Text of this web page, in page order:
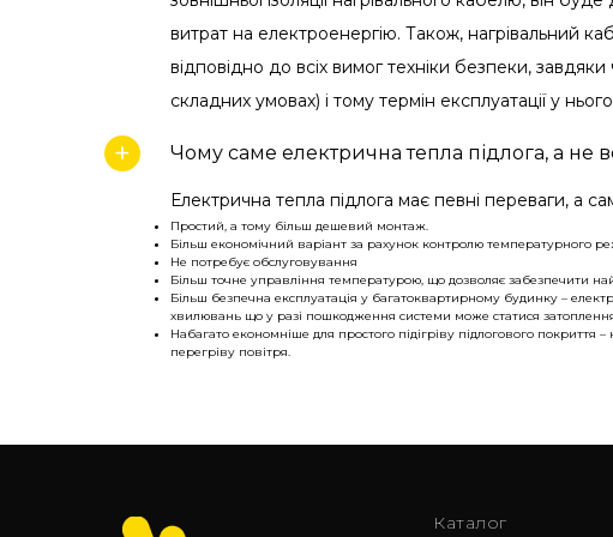
витрат на електроенергію. Також, нагрівальний
відповідно до всіх вимог техніки безпеки,
складних умовах) і тому термін експлуатації у
Чому саме електрична тепла підлога, а не
Електрична тепла підлога має певні переваги, а
Простий, а тому більш дешевий монтаж.
Більш економічний варіант за рахунок контролю температурного
Не потребує обслуговування
Більш точне управління температурою, що дозволяє забезпечити
Більш безпечна експлуатація у багатоквартирному будинку –
хвилювань що у разі пошкодження системи може статися затоплення
Набагато економніше для простого підігріву підлогового
перегріву повітря.
Каталог